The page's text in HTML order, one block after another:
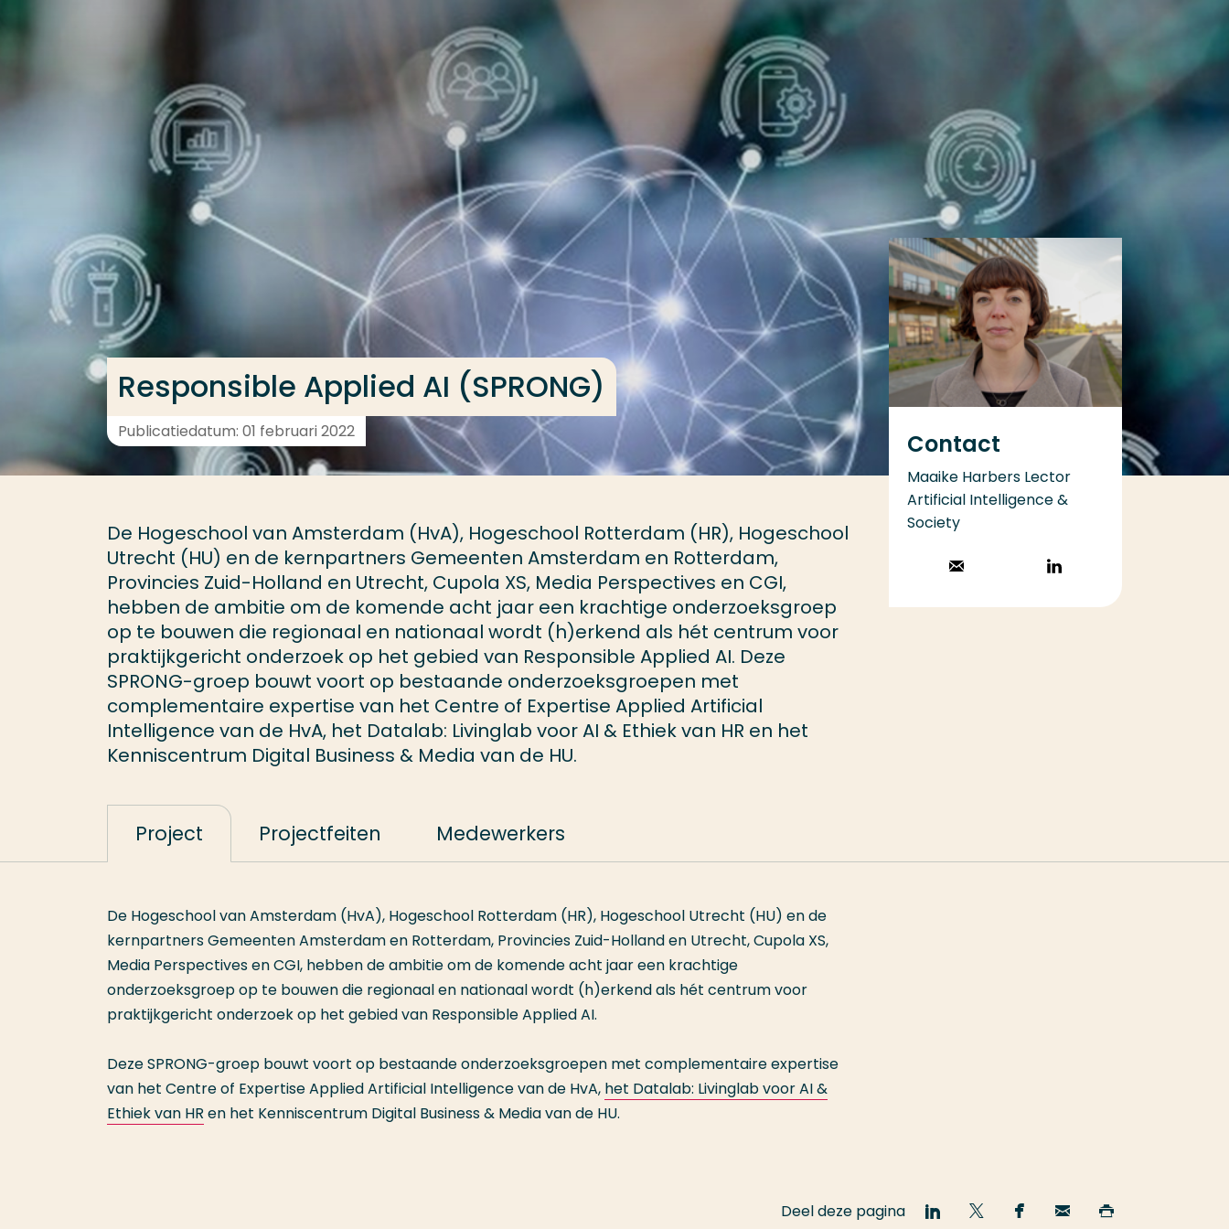
Responsible Applied AI (SPRONG)
Publicatiedatum: 01 februari 2022
De Hogeschool van Amsterdam (HvA), Hogeschool Rotterdam (HR), Hogeschool
Utrecht (HU) en de kernpartners Gemeenten Amsterdam en Rotterdam,
Provincies Zuid-Holland en Utrecht, Cupola XS, Media Perspectives en CGI,
hebben de ambitie om de komende acht jaar een krachtige onderzoeksgroep
op te bouwen die regionaal en nationaal wordt (h)erkend als hét centrum voor
praktijkgericht onderzoek op het gebied van Responsible Applied AI. Deze
SPRONG-groep bouwt voort op bestaande onderzoeksgroepen met
complementaire expertise van het Centre of Expertise Applied Artificial
Intelligence van de HvA, het Datalab: Livinglab voor AI & Ethiek van HR en het
Kenniscentrum Digital Business & Media van de HU.
Contact
Maaike Harbers Lector
Artificial Intelligence &
Society
Stuur een email
LinkedIn
Project Projectfeiten Medewerkers
De Hogeschool van Amsterdam (HvA), Hogeschool Rotterdam (HR), Hogeschool Utrecht (HU) en de
kernpartners Gemeenten Amsterdam en Rotterdam, Provincies Zuid-Holland en Utrecht, Cupola XS,
Media Perspectives en CGI, hebben de ambitie om de komende acht jaar een krachtige
onderzoeksgroep op te bouwen die regionaal en nationaal wordt (h)erkend als hét centrum voor
praktijkgericht onderzoek op het gebied van Responsible Applied AI.
Deze SPRONG-groep bouwt voort op bestaande onderzoeksgroepen met complementaire expertise
van het Centre of Expertise Applied Artificial Intelligence van de HvA, het Datalab: Livinglab voor AI &
Ethiek van HR en het Kenniscentrum Digital Business & Media van de HU.
Deel deze pagina
Deel
Deel
Deel
Email
Veel gezocht
Opleiding
Contact